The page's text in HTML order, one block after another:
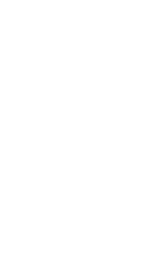
concerne, notre
immédiate
plus de 15
jusqu'à l'arrêt
Arnica Montana 9